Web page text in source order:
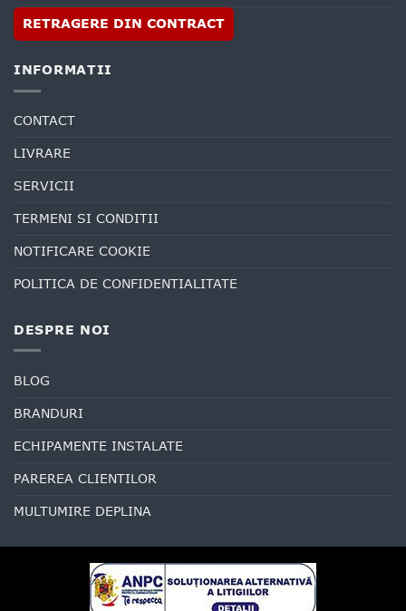
RETRAGERE DIN CONTRACT
INFORMATII
CONTACT
LIVRARE
SERVICII
TERMENI SI CONDITII
NOTIFICARE COOKIE
POLITICA DE CONFIDENTIALITATE
DESPRE NOI
BLOG
BRANDURI
ECHIPAMENTE INSTALATE
PAREREA CLIENTILOR
MULTUMIRE DEPLINA